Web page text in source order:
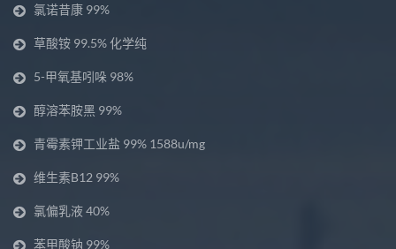
氯诺昔康 99%
草酸铵 99.5% 化学纯
5-甲氧基吲哚 98%
醇溶苯胺黑 99%
青霉素钾工业盐 99% 1588u/mg
维生素B12 99%
氯偏乳液 40%
苯甲酸钠 99%